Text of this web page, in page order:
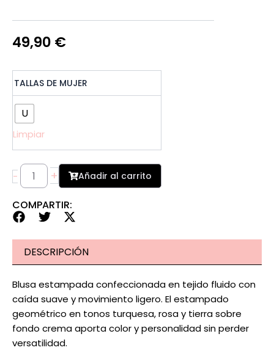
49,90 €
TALLAS DE MUJER
U
Limpiar
-
Estampada
cantidad
+ Añadir al carrito
COMPARTIR:
DESCRIPCIÓN
Blusa estampada confeccionada en tejido fluido con
caída suave y movimiento ligero. El estampado
geométrico en tonos turquesa, rosa y tierra sobre
fondo crema aporta color y personalidad sin perder
versatilidad.